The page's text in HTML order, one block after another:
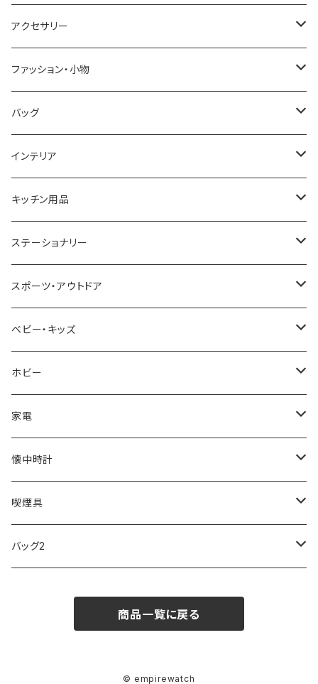
CASIO
GRANDEUR
COGU
GAGA MILANO
CACTUS
TIMEX
NIXON
AVALANCHE
ORIENT
ZEPPELIN
SKAGEN
FOOTBALL WATCHES
ARCA FUTURA
DANIEL WELLINGTON
LACOSTE
DIESEL
MICHAEL KORS
NO BRAND
SONNE
DUCT
TRANSNUMBER
SAAMA HOMME
ARNOLD PALMER
MICHAEL KORS
DIESEL
ALV
Merge
ETTINGER
COACH
BVLGARI
VANQUISH
アクセサリー
GUCCI
TIFFANY&CO
FOLLI FOLLIE
POLICE
PAUL HEWITT
22designstudio
BOTTEGA VENETA
EMPORIO ARMANI
CALVIN KLEIN
DANIEL WELLINGTON
SWAROVSKI
VIVIENNE WESTWOOD
ファッション・小物
DAKS
栃木レザー
NIKE
DUNHILL
NEWYORKER
OROBIANCO
Ellese
COLEMAN
MONTBLANC
Fashion Accessory Cllection
ISLAND
バッグ
MANHATTAN PORTAGE
United HOMME
RODANIA
BEAMZSQUARE
BLAZER CLUB
ANDY HAWARD
G GUSTO
GULLWING
LESPORTSAC
PRADA
インテリア
CRYSTOCRAFT
SEIKO
CITIZEN
BRAUN
RHYTHM
BLOSSOM
MONDAINE
MAWA
その他
キッチン用品
I'mD
Helios
VALENTINO VISCANI
ステーショナリー
LAMY
WATERMAN
PARKER
PELIKAN
CROSS
MONTBLANC
SWAROVSKI
スポーツ・アウトドア
Trangia
Barebones
FEUERHAND
CASIO
ベビー・キッズ
ふわりぃ
ERGO BABY
ホビー
その他
AMOS
OMMIX
COACH
家電
CREATE
TORAY
OMRON
SPICE OF LIFE
懐中時計
MONDAINE
喫煙具
ZIPPO
TSUBOTA PEARL
バッグ2
商品一覧に戻る
© empirewatch